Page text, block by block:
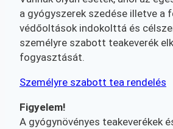
a gyógyszerek szedése illetve a
védőoltások indokolttá és
személyre szabott teakeverék
fogyasztását.
Személyre szabott tea rendelés
Figyelem!
A gyógynövényes teakeverékek